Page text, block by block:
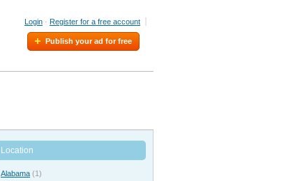
Login · Register for a free account
Publish your ad for free
Location
Alabama (1)